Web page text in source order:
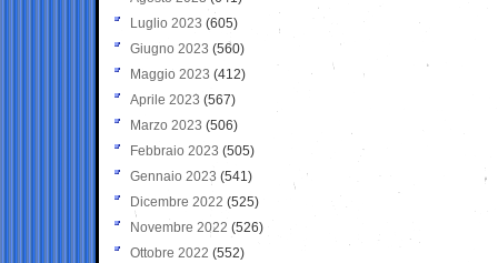
Luglio 2023 (605)
Giugno 2023 (560)
Maggio 2023 (412)
Aprile 2023 (567)
Marzo 2023 (506)
Febbraio 2023 (505)
Gennaio 2023 (541)
Dicembre 2022 (525)
Novembre 2022 (526)
Ottobre 2022 (552)